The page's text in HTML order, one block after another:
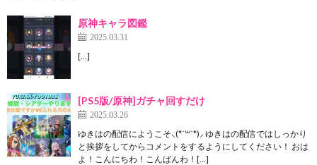
原神キャラ図鑑
2025.03.31
[…]
[PS5版/原神]ガチャ回すだけ
2025.03.26
ゆきはの配信にようこそ⸜(*˙꒳˙*)⸝ ゆきはの配信ではしっかり
と挨拶をしてからコメントをするようにしてください！ おは
よ！こんにちわ！こんばんわ！[…]